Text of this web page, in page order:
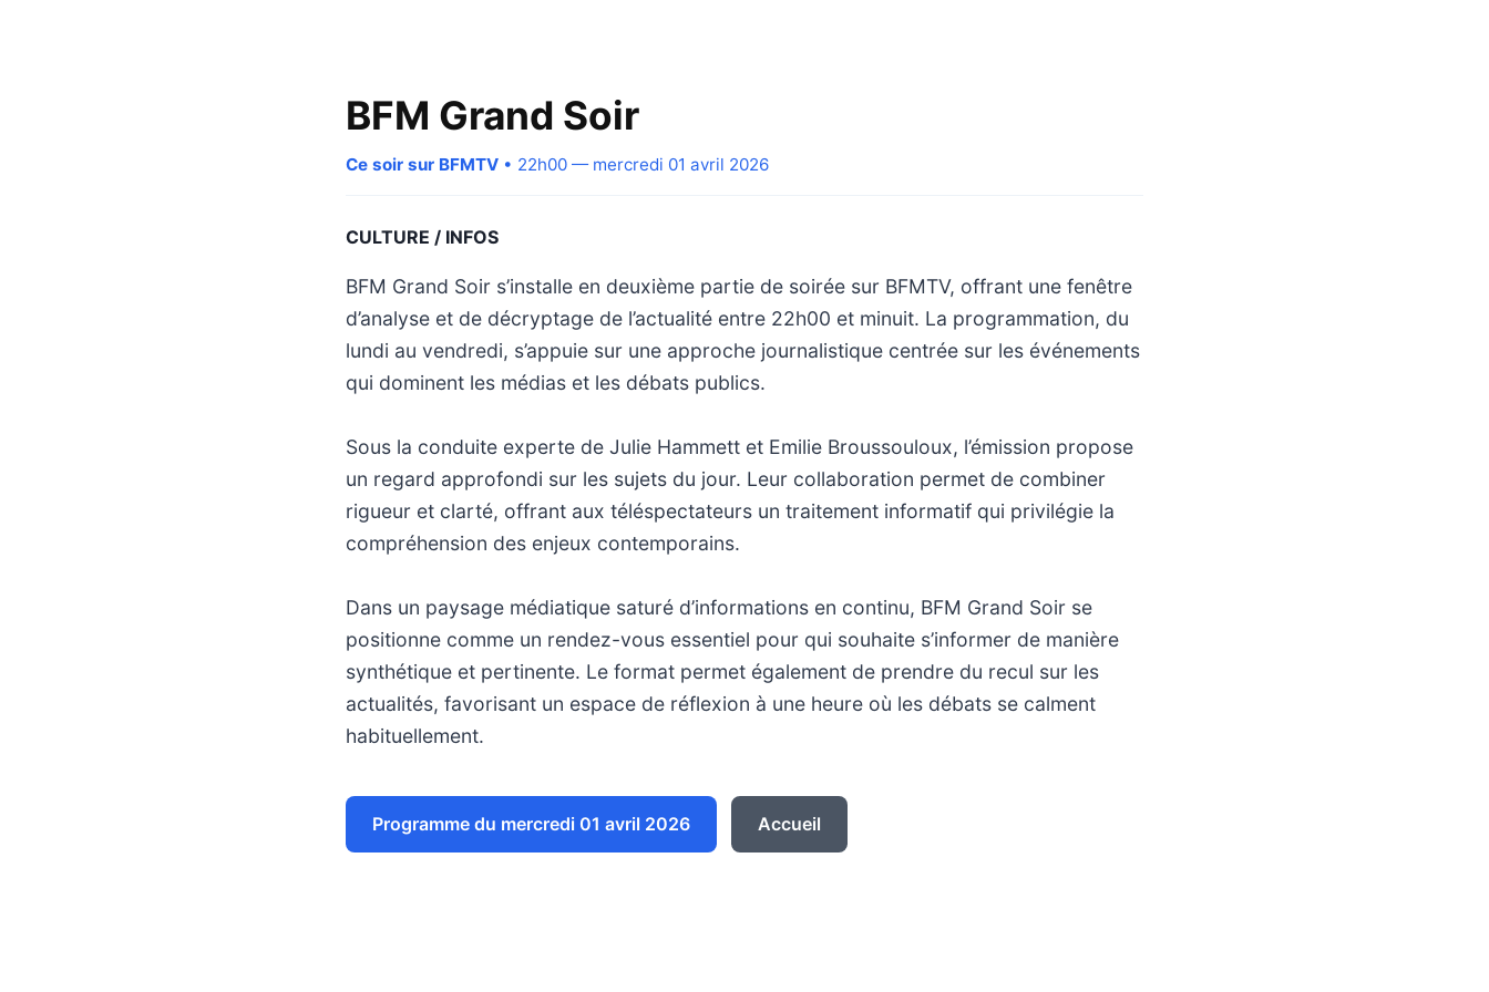
BFM Grand Soir
Ce soir sur BFMTV • 22h00 — mercredi 01 avril 2026
CULTURE / INFOS
BFM Grand Soir s’installe en deuxième partie de soirée sur BFMTV, offrant une fenêtre
d’analyse et de décryptage de l’actualité entre 22h00 et minuit. La programmation, du
lundi au vendredi, s’appuie sur une approche journalistique centrée sur les événements
qui dominent les médias et les débats publics.
Sous la conduite experte de Julie Hammett et Emilie Broussouloux, l’émission propose
un regard approfondi sur les sujets du jour. Leur collaboration permet de combiner
rigueur et clarté, offrant aux téléspectateurs un traitement informatif qui privilégie la
compréhension des enjeux contemporains.
Dans un paysage médiatique saturé d’informations en continu, BFM Grand Soir se
positionne comme un rendez-vous essentiel pour qui souhaite s’informer de manière
synthétique et pertinente. Le format permet également de prendre du recul sur les
actualités, favorisant un espace de réflexion à une heure où les débats se calment
habituellement.
Programme du mercredi 01 avril 2026 Accueil